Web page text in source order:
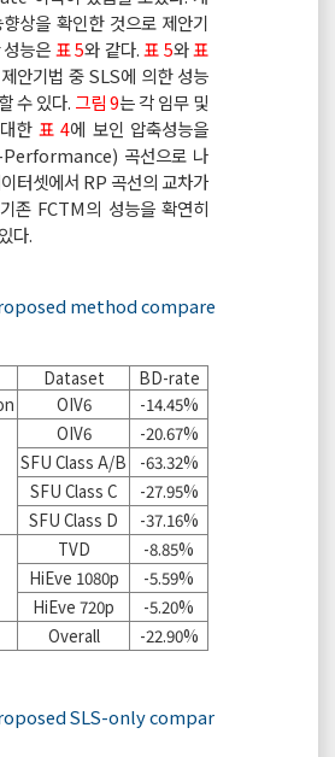
상을 확인한 것으로 제안기
능은표 5와 같다.표 5와표
안기법 중 SLS에 의한 성능
수 있다. 그림 9는 각 임무 및
한 표 4에 보인 압축성능을
곡선으로 나
터셋에서 RP 곡선의 교차가
존 FCTM의 성능을 확연히
다.
method compare
Dataset
BD-rate
OIV6 -14.45%
OIV6
-20.67%
SFU Class A/B
-63.32%
SFU Class C
-27.95%
SFU Class D
-37.16%
TVD
-8.85%
HiEve 1080p
-5.59%
HiEve 720p
-5.20%
Overall
-22.90%
SLS-only compar